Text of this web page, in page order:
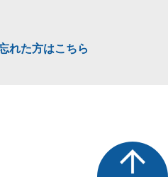
れた方はこちら